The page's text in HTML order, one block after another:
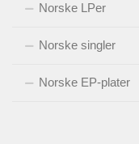
Norske LPer
Norske singler
Norske EP-plater